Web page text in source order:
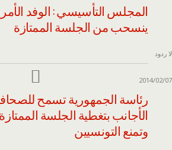
المجلس التأسيسي : الوفد
ينسحب من الجلسة الممتازة
لا ردود
2014/02/07
رئاسة الجمهورية تسمح
الأجانب بتغطية الجلسة الممتازة
وتمنع التونسيين